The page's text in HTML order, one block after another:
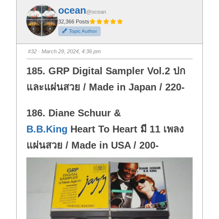
f
o
r
t
h
u
m
b
d
o
n
.
o
r
t
h
u
m
b
u
p
ocean@ocean
32,366 Posts
Topic Author
#32 · March 29, 2024, 4:36 pm
185. GRP Digital Sampler Vol.2 ปก
และแผ่นสวย / Made in Japan / 220-
186. Diane Schuur &
B.B.King Heart To Heart มี 11 เพลง
แผ่นสวย / Made in USA / 200-